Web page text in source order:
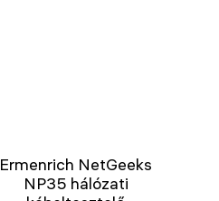
Ermenrich NetGeeks
NP35 hálózati